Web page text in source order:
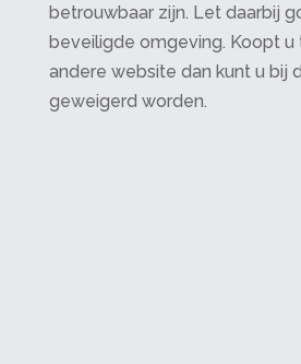
betrouwbaar zijn. Let daarbij
beveiligde omgeving. Koopt u
andere website dan kunt u bij
geweigerd worden.